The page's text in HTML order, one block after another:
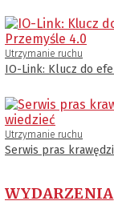
Utrzymanie ruchu
IO-Link: Klucz do
Utrzymanie ruchu
Serwis pras
WYDARZENIA